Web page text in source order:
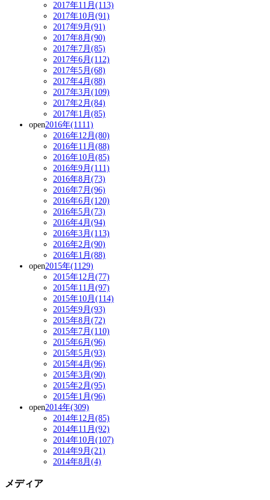
2017年11月(113)
2017年10月(91)
2017年9月(91)
2017年8月(90)
2017年7月(85)
2017年6月(112)
2017年5月(68)
2017年4月(88)
2017年3月(109)
2017年2月(84)
2017年1月(85)
open2016年(1111)
2016年12月(80)
2016年11月(88)
2016年10月(85)
2016年9月(111)
2016年8月(73)
2016年7月(96)
2016年6月(120)
2016年5月(73)
2016年4月(94)
2016年3月(113)
2016年2月(90)
2016年1月(88)
open2015年(1129)
2015年12月(77)
2015年11月(97)
2015年10月(114)
2015年9月(93)
2015年8月(72)
2015年7月(110)
2015年6月(96)
2015年5月(93)
2015年4月(96)
2015年3月(90)
2015年2月(95)
2015年1月(96)
open2014年(309)
2014年12月(85)
2014年11月(92)
2014年10月(107)
2014年9月(21)
2014年8月(4)
メディア